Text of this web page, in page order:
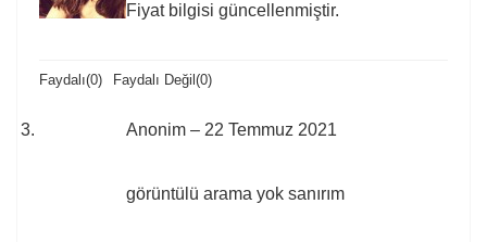
Fiyat bilgisi güncellenmiştir.
Faydalı(0) Faydalı Değil (0)
Anonim – 22 Temmuz 2021
görüntülü arama yok sanırım